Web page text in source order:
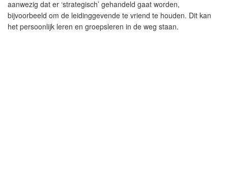
aanwezig dat er ‘strategisch’ gehandeld gaat worden,
bijvoorbeeld om de leidinggevende te vriend te houden. Dit kan
het persoonlijk leren en groepsleren in de weg staan.